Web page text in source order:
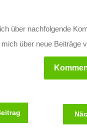
über nachfolgende
über neue Beiträge
Beitrag